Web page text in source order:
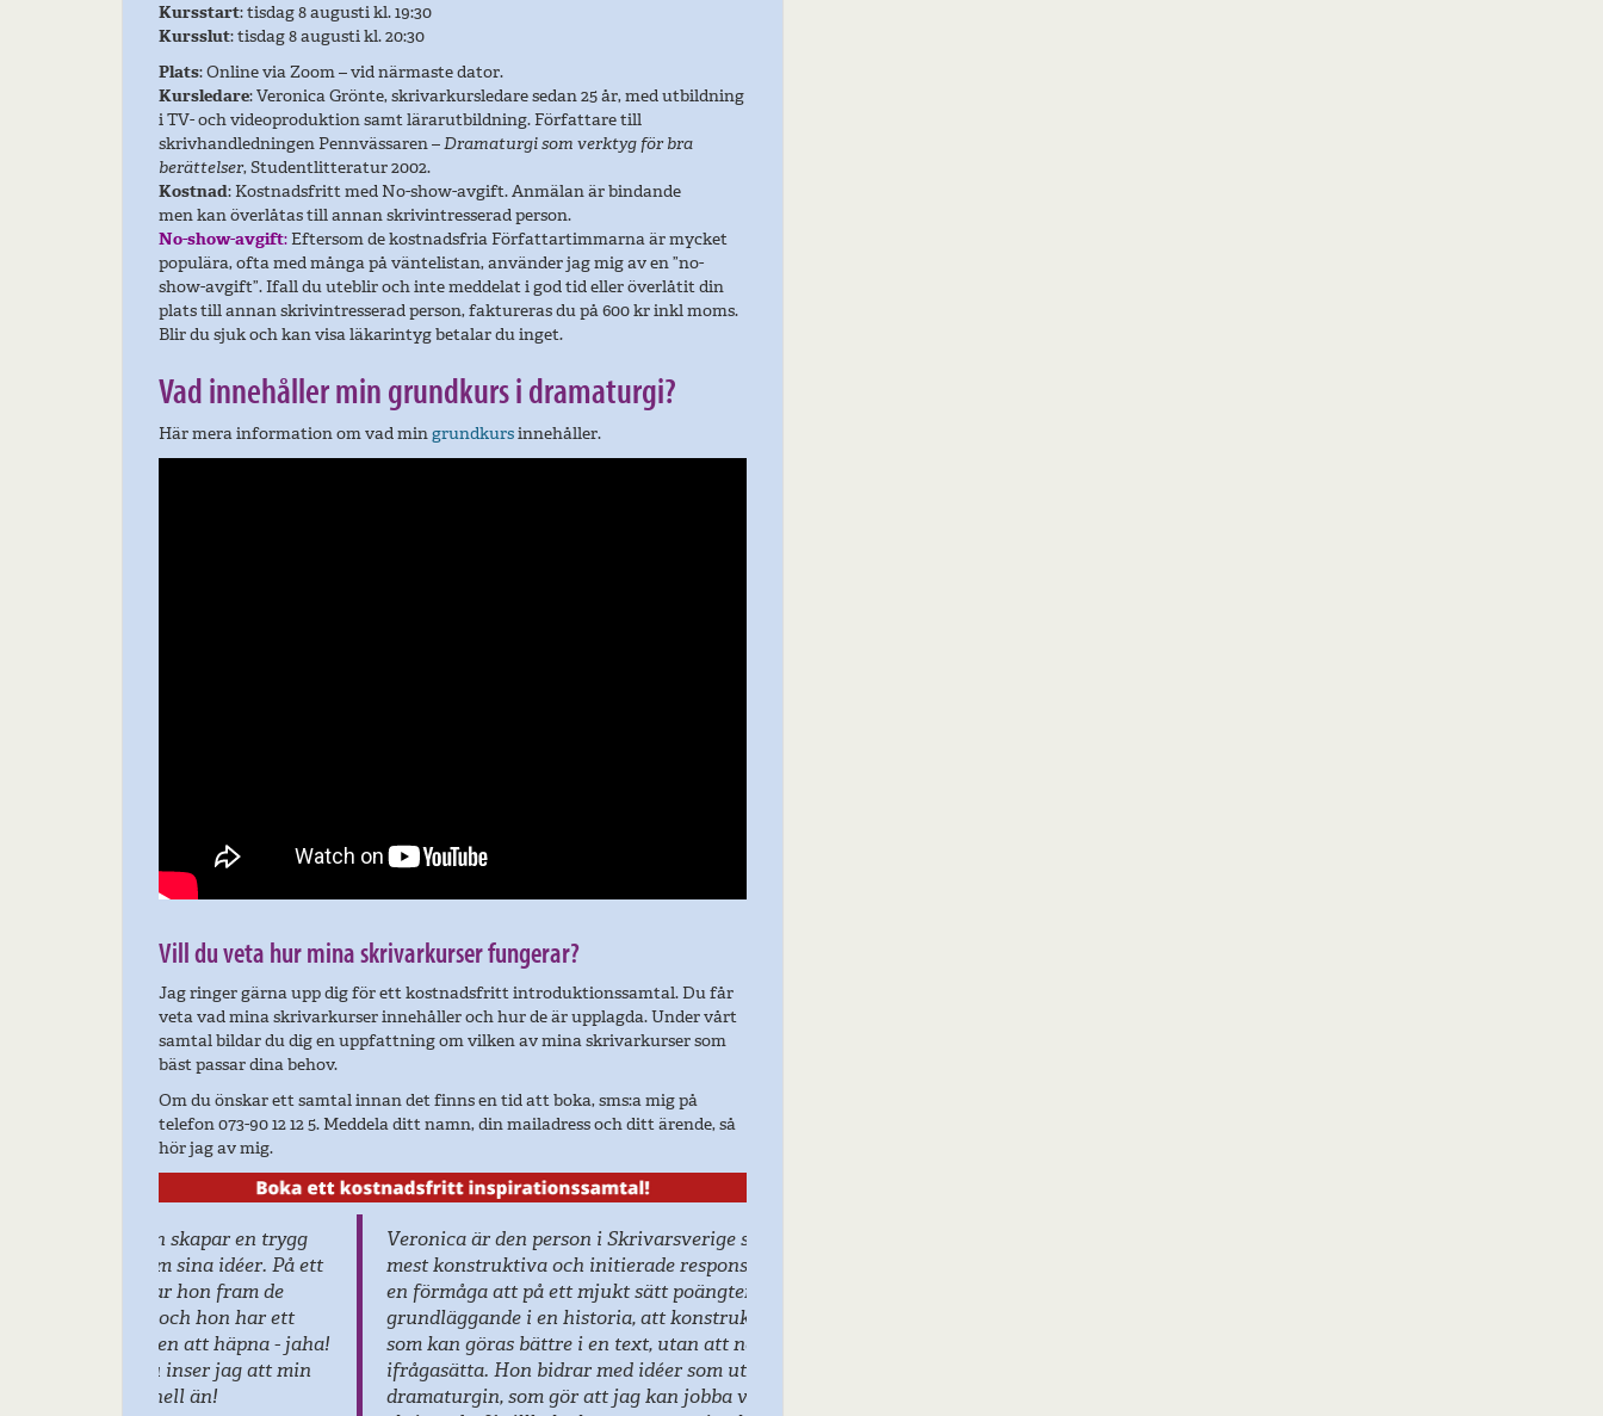
Kursstart: tisdag 8 augusti kl. 19:30
Kursslut: tisdag 8 augusti kl. 20:30
Plats: Online via Zoom – vid närmaste dator.
Kursledare: Veronica Grönte, skrivarkursledare sedan 25 år, med utbildning
i TV- och videoproduktion samt lärarutbildning. Författare till
skrivhandledningen Pennvässaren –Dramaturgi som verktyg för bra
berättelser, Studentlitteratur 2002.
Kostnad: Kostnadsfritt med No-show-avgift. Anmälan är bindande
men kan överlåtas till annan skrivintresserad person.
No-show-avgift:Eftersom de kostnadsfria Författartimmarna är mycket
populära, ofta med många på väntelistan, använder jag mig av en ”no-
show-avgift”. Ifall du uteblir och inte meddelat i god tid eller överlåtit din
plats till annan skrivintresserad person, faktureras du på 600 kr inkl moms.
Blir du sjuk och kan visa läkarintyg betalar du inget.
Vad innehåller min grundkurs i dramaturgi?
Här mera information om vad mingrundkursinnehåller.
Vill du veta hur mina skrivarkurser fungerar?
Jag ringer gärna upp dig för ett kostnadsfritt introduktionssamtal. Du får
veta vad mina skrivarkurser innehåller och hur de är upplagda. Under vårt
samtal bildar du dig en uppfattning om vilken av mina skrivarkurser som
bäst passar dina behov.
Om du önskar ett samtal innan det finns en tid att boka, sms:a mig på
telefon 073-90 12 12 5. Meddela ditt namn, din mailadress och ditt ärende, så
hör jag av mig.
Veronica är den person i Skrivarsverige som gett mig de
mest konstruktiva och initierade responserna. Veronica har
en förmåga att på ett mjukt sätt poängtera det
grundläggande i en historia, att konstruktivt förmedla vad
som kan göras bättre i en text, utan att nedvärdera eller
ifrågasätta. Hon bidrar med idéer som utvecklar
dramaturgin, som gör att jag kan jobba vidare med mitt